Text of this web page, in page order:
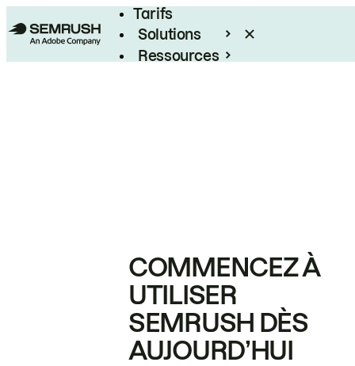
Tarifs
Solutions
Ressources
COMMENCEZ À
UTILISER
SEMRUSH DÈS
AUJOURD’HUI